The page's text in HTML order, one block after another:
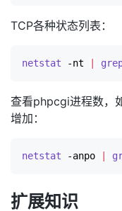
TCP各种状态列表：
netstat -nt
查看phpcgi进程数，
增加：
netstat -anpo
扩展知识